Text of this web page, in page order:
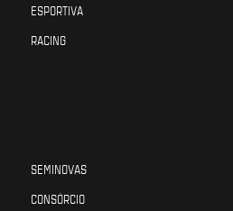
ESPORTIVA
RACING
SEMINOVAS
CONSÓRCIO